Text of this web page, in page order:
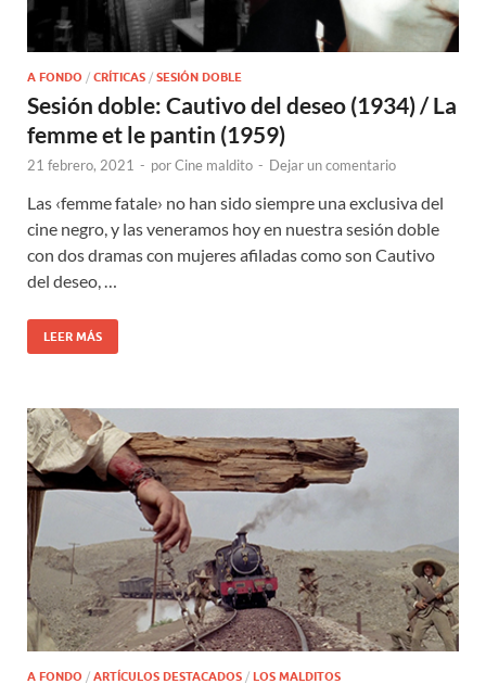
A FONDO / CRÍTICAS / SESIÓN DOBLE
Sesión doble: Cautivo del deseo (1934) / La
femme et le pantin (1959)
21 febrero, 2021 - porCine maldito - Dejar un comentario
Las ‹femme fatale› no han sido siempre una exclusiva del
cine negro, y las veneramos hoy en nuestra sesión doble
con dos dramas con mujeres afiladas como son Cautivo
del deseo, …
LEER MÁS
A FONDO / ARTÍCULOS DESTACADOS / LOS MALDITOS